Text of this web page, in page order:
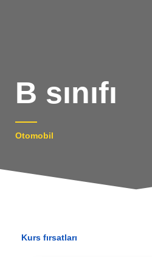
B sınıfı
Otomobil
Kurs fırsatları